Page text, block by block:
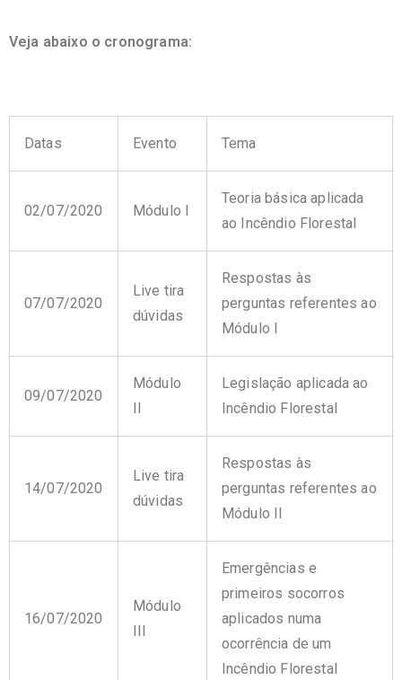
Veja abaixo o cronograma:
Datas Evento Tema
02/07/2020 Módulo I
Teoria básica aplicada
ao Incêndio Florestal
07/07/2020
Live tira
dúvidas
Respostas às
perguntas referentes ao
Módulo I
09/07/2020
Módulo
II
Legislação aplicada ao
Incêndio Florestal
14/07/2020
Live tira
dúvidas
Respostas às
perguntas referentes ao
Módulo II
16/07/2020
Módulo
III
Emergências e
primeiros socorros
aplicados numa
ocorrência de um
Incêndio Florestal